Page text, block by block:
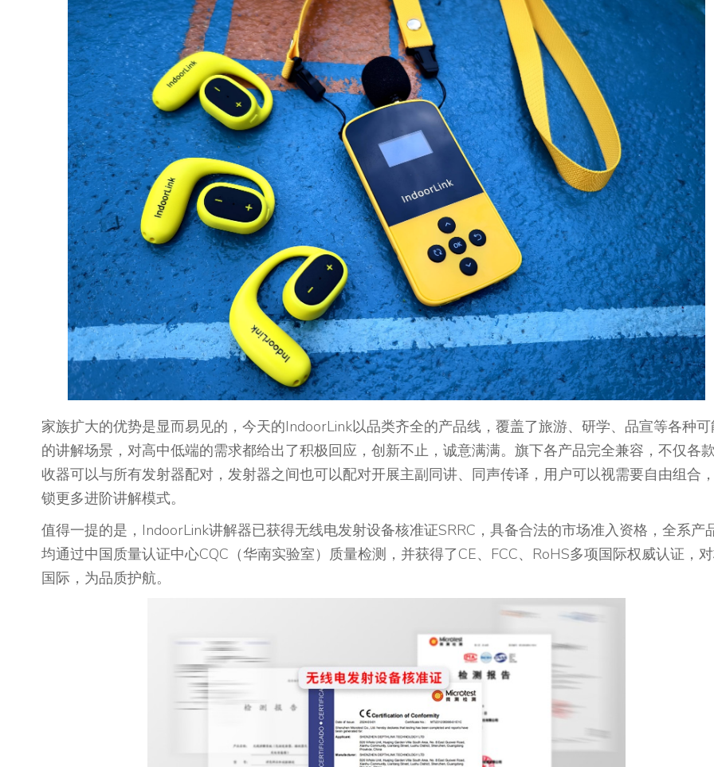
家族扩大的优势是显而易见的，今天的IndoorLink以品类齐全的产品线，覆盖了旅游、研学、品宣等各种
的讲解场景，对高中低端的需求都给出了积极回应，创新不止，诚意满满。旗下各产品完全兼容，不仅各
收器可以与所有发射器配对，发射器之间也可以配对开展主副同讲、同声传译，用户可以视需要自由组合
锁更多进阶讲解模式。
值得一提的是，IndoorLink讲解器已获得无线电发射设备核准证SRRC，具备合法的市场准入资格，全系产
均通过中国质量认证中心CQC（华南实验室）质量检测，并获得了CE、FCC、RoHS多项国际权威认证，
国际，为品质护航。